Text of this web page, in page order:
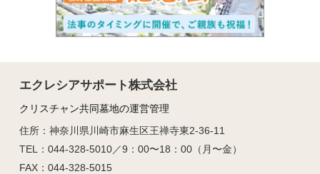
エクレシアサポート株式会社
クリスチャン共同墓地の運営管理
住所：神奈川県川崎市麻生区王禅寺東2-36-11
TEL：044-328-5010／9：00〜18：00（月〜金）
FAX：044-328-5015